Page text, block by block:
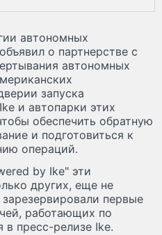
автономных
о партнерстве с
автономных
запуска
и автопарки этих
обеспечить обратную
и подготовиться к
операций.
by Ike" эти
других, еще не
первые
работающих по
в пресс-релизе Ike.